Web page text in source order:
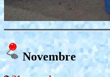
Novembre